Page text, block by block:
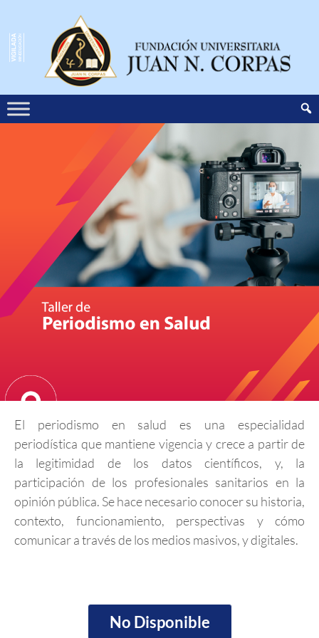
El periodismo en salud es una especialidad
periodística que mantiene vigencia y crece a partir de
la legitimidad de los datos científicos, y, la
participación de los profesionales sanitarios en la
opinión pública. Se hace necesario conocer su historia,
contexto, funcionamiento, perspectivas y cómo
comunicar a través de los medios masivos, y digitales.
No Disponible